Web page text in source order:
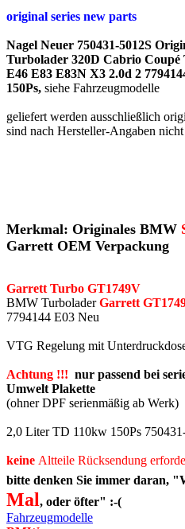
original series new parts
Nagel Neuer 750431-5012S
Turbolader 320D Cabrio
E46 E83 E83N X3 2.0d 2
150Ps, siehe Fahrzeugmodelle
geliefert werden ausschließlich
sind nach Hersteller-Angaben nicht
Merkmal: Originales BMW
Garrett OEM Verpackung
Garrett Turbo GT1749V
BMW TurboladerGarrett
7794144 E03 Neu
VTG Regelung mit
Achtung !!! nur passend bei
Umwelt Plakette
(ohner DPF serienmäßig ab Werk)
2,0 Liter TD 110kw 150Ps
keine Altteile Rücksendung
bitte denken Sie immer daran,
Mal, oder öfter" :-(
Fahrzeugmodelle